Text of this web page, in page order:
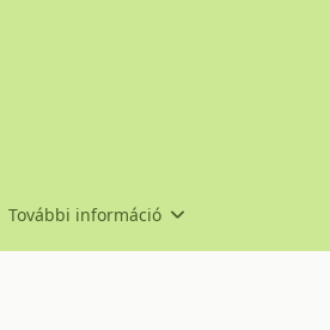
További információ